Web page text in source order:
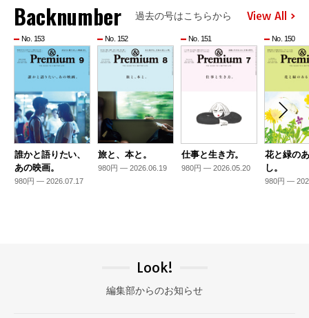
Backnumber 過去の号はこちらから View All
No. 153
誰かと語りたい、
あの映画。
980円 — 2026.07.17
No. 152
旅と、本と。
980円 — 2026.06.19
No. 151
仕事と生き方。
980円 — 2026.05.20
No. 150
花と緑の
し。
980円 —
Look!
編集部からのお知らせ